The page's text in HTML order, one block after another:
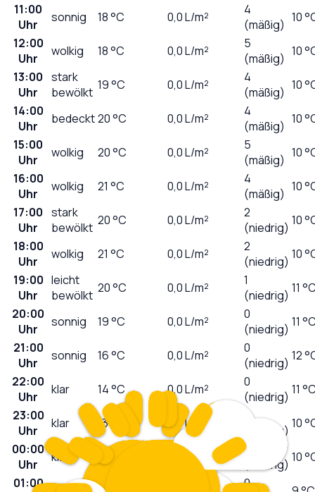
11:00
Uhr
sonnig 18°C 0,0L/m²
4
(mäßig) 10
12:00
Uhr
wolkig 18°C 0,0L/m²
5
(mäßig) 10
13:00
Uhr
stark
bewölkt 19°C 0,0L/m²
4
(mäßig) 10
14:00
Uhr
bedeckt20°C 0,0L/m²
4
(mäßig) 10
15:00
Uhr
wolkig 20°C 0,0L/m²
5
(mäßig) 10
16:00
Uhr
wolkig 21 °C 0,0L/m²
4
(mäßig) 10
17:00
Uhr
stark
bewölkt 20°C 0,0L/m²
2
(niedrig) 10
18:00
Uhr
wolkig 21 °C 0,0L/m²
2
(niedrig) 10
19:00
Uhr
leicht
bewölkt 20°C 0,0L/m²
1
(niedrig) 11
20:00
Uhr
sonnig 19°C 0,0L/m²
0
(niedrig) 11
21:00
Uhr
sonnig 16°C 0,0L/m²
0
(niedrig) 12
22:00
Uhr
klar 14°C 0,0L/m²
0
(niedrig) 11
23:00
Uhr
klar 13°C 0,0L/m²
0
(niedrig) 10
00:00
Uhr
klar °C L/m²
0
(niedrig) 10
01:00
0